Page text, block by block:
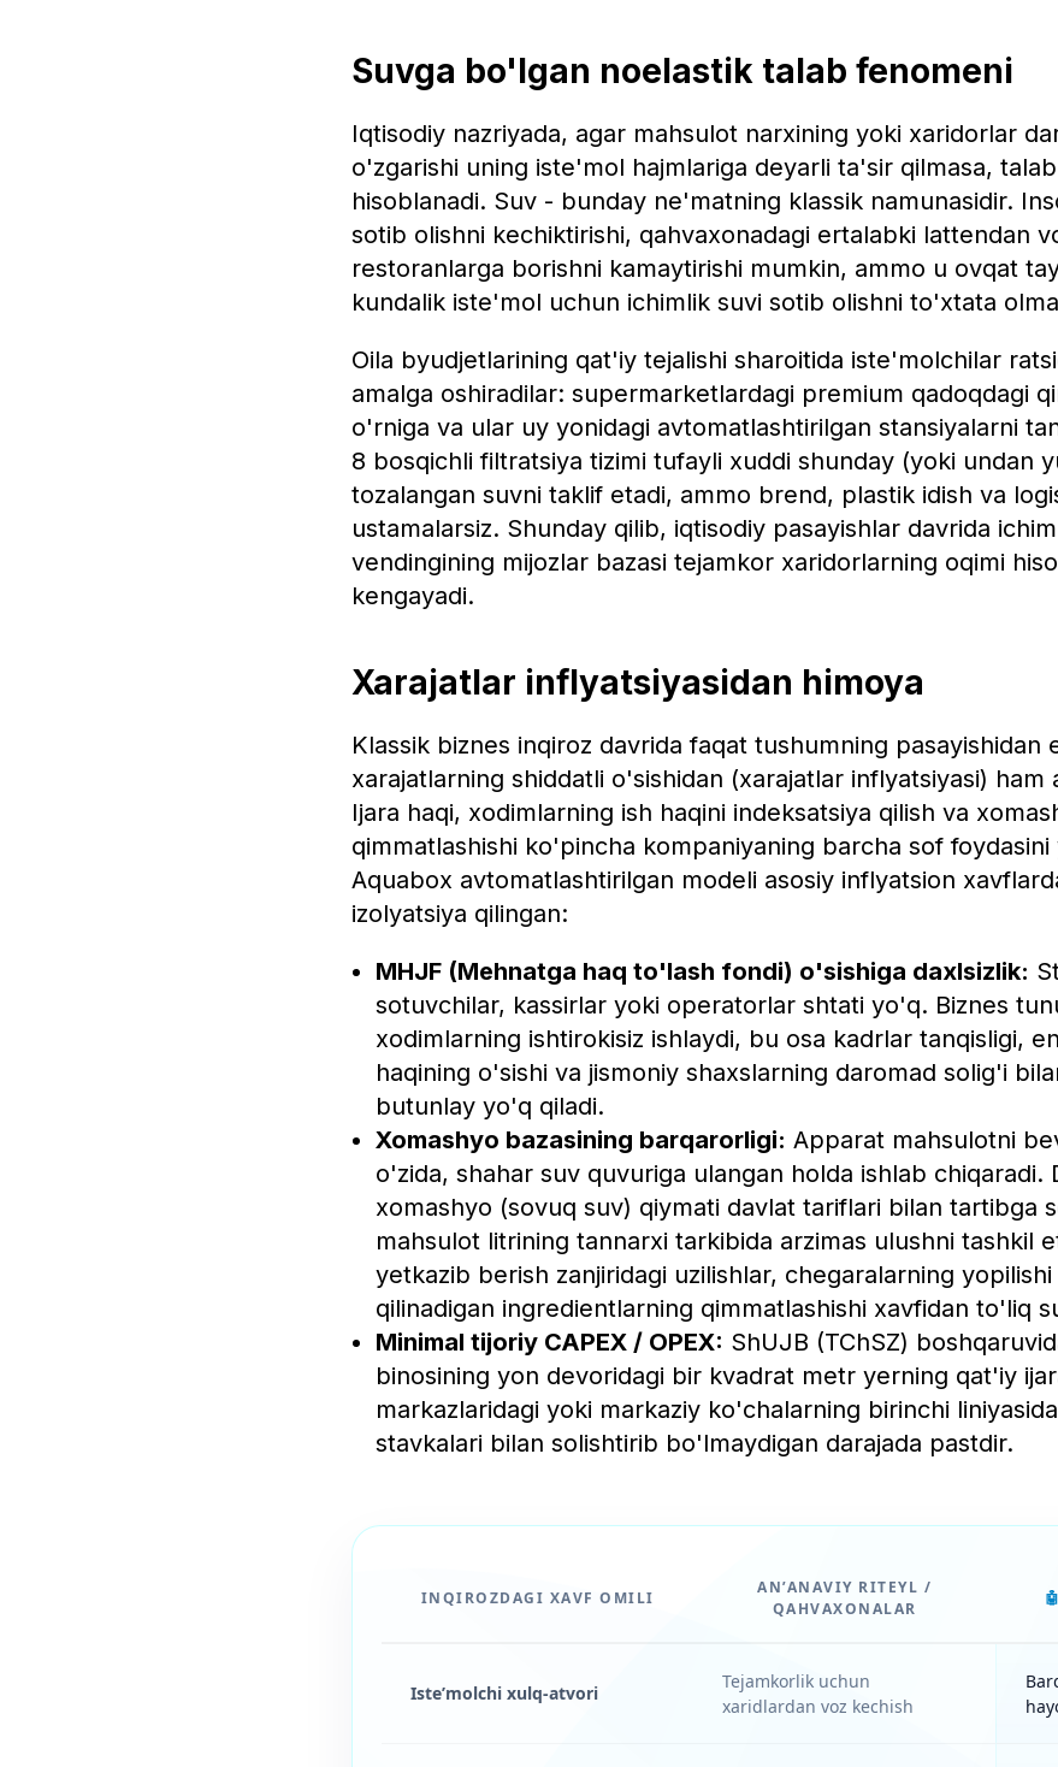
Suvga bo'lgan noelastik talab fenomeni
Iqtisodiy nazriyada, agar mahsulot narxining yoki xaridorlar
o'zgarishi uning iste'mol hajmlariga deyarli ta'sir qilmasa,
hisoblanadi. Suv - bunday ne'matning klassik namunasidir.
sotib olishni kechiktirishi, qahvaxonadagi ertalabki lattendan
restoranlarga borishni kamaytirishi mumkin, ammo u ovqat
kundalik iste'mol uchun ichimlik suvi sotib olishni to'xtata
Oila byudjetlarining qat'iy tejalishi sharoitida iste'molchilar
amalga oshiradilar: supermarketlardagi premium qadoqdagi
o'rniga va ular uy yonidagi avtomatlashtirilgan stansiyalarni
8 bosqichli filtratsiya tizimi tufayli xuddi shunday (yoki undan
tozalangan suvni taklif etadi, ammo brend, plastik idish va
ustamalarsiz. Shunday qilib, iqtisodiy pasayishlar davrida
vendingining mijozlar bazasi tejamkor xaridorlarning oqimi
kengayadi.
Xarajatlar inflyatsiyasidan himoya
Klassik biznes inqiroz davrida faqat tushumning pasayishidan
xarajatlarning shiddatli o'sishidan (xarajatlar inflyatsiyasi) ham
Ijara haqi, xodimlarning ish haqini indeksatsiya qilish va
qimmatlashishi ko'pincha kompaniyaning barcha sof
Aquabox avtomatlashtirilgan modeli asosiy inflyatsion
izolyatsiya qilingan:
MHJF (Mehnatga haq to'lash fondi) o'sishiga daxlsizlik:
sotuvchilar, kassirlar yoki operatorlar shtati yo'q. Biznes
xodimlarning ishtirokisiz ishlaydi, bu osa kadrlar tanqisligi,
haqining o'sishi va jismoniy shaxslarning daromad solig'i
butunlay yo'q qiladi.
Xomashyo bazasining barqarorligi: Apparat mahsulotni
o'zida, shahar suv quvuriga ulangan holda ishlab chiqaradi.
xomashyo (sovuq suv) qiymati davlat tariflari bilan tartibga
mahsulot litrining tannarxi tarkibida arzimas ulushni tashkil
yetkazib berish zanjiridagi uzilishlar, chegaralarning
qilinadigan ingredientlarning qimmatlashishi xavfidan to'liq
Minimal tijoriy CAPEX / OPEX: ShUJB (TChSZ)
binosining yon devoridagi bir kvadrat metr yerning qat'iy
markazlaridagi yoki markaziy ko'chalarning birinchi
stavkalari bilan solishtirib bo'lmaydigan darajada pastdir.
INQIROZDAGI XAVF OMILI
AN’ANAVIY RITEYL /
QAHVAXONALAR
Iste’molchi xulq-atvori
Tejamkorlik uchun
xaridlardan voz kechish